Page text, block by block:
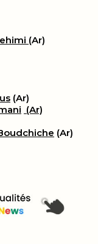
(Ar)
(Ar)
(Ar)
(Ar)